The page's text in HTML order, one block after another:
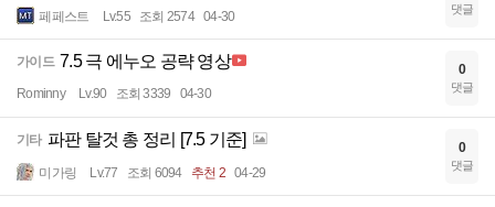
페페스트 Lv.55 조회 2574 04-30 댓글
가이드 7.5 극 에누오 공략 영상
Rominny Lv.90 조회 3339 04-30
0
댓글
기타 파판 탈것 총 정리 [7.5 기준]
미가링 Lv.77 조회 6094 추천 2 04-29
0
댓글